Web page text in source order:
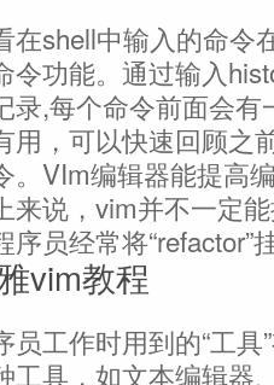
在shell中输入的命令
令功能。通过输入
录,每个命令前面会
用，可以快速回顾之
。VIm编辑器能提高
来说，vim并不一定
序员经常将“refactor”
vim教程
员工作时用到的“工
工具，如文本编辑器